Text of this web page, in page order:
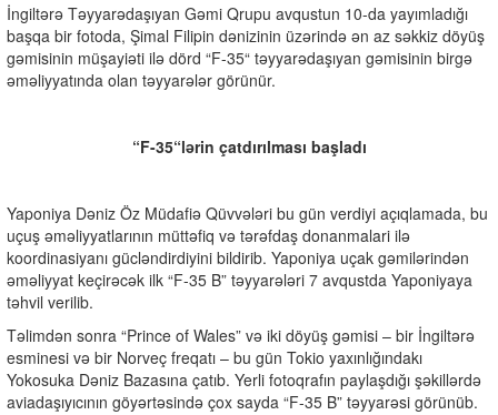
İngiltərə Təyyarədaşıyan Gəmi Qrupu avqustun 10-da yayımladığı
başqa bir fotoda, Şimal Filipin dənizinin üzərində ən az səkkiz döyüş
gəmisinin müşayiəti ilə dörd “F-35“ təyyarədaşıyan gəmisinin birgə
əməliyyatında olan təyyarələr görünür.
“F-35“lərin çatdırılması başladı
Yaponiya Dəniz Öz Müdafiə Qüvvələri bu gün verdiyi açıqlamada, bu
uçuş əməliyyatlarının müttəfiq və tərəfdaş donanmalari ilə
koordinasiyanı gücləndirdiyini bildirib. Yaponiya uçak gəmilərindən
əməliyyat keçirəcək ilk “F-35 B” təyyarələri 7 avqustda Yaponiyaya
təhvil verilib.
Təlimdən sonra “Prince of Wales” və iki döyüş gəmisi – bir İngiltərə
esminesi və bir Norveç freqatı – bu gün Tokio yaxınlığındakı
Yokosuka Dəniz Bazasına çatıb. Yerli fotoqrafın paylaşdığı şəkillərdə
aviadaşıyıcının göyərtəsində çox sayda “F-35 B” təyyarəsi görünüb.